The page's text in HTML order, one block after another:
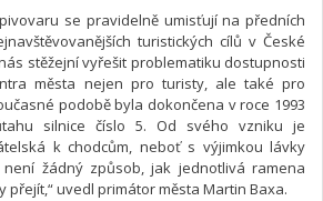
se pravidelně umisťují na předních
turistických cílů v České
stěžejní vyřešit problematiku dostupnosti
města nejen pro turisty, ale také pro
podobě byla dokončena v roce 1993
silnice číslo 5. Od svého vzniku je
k chodcům, neboť s výjimkou lávky
žádný způsob, jak jednotlivá ramena
přejít,“ uvedl primátor města Martin Baxa.